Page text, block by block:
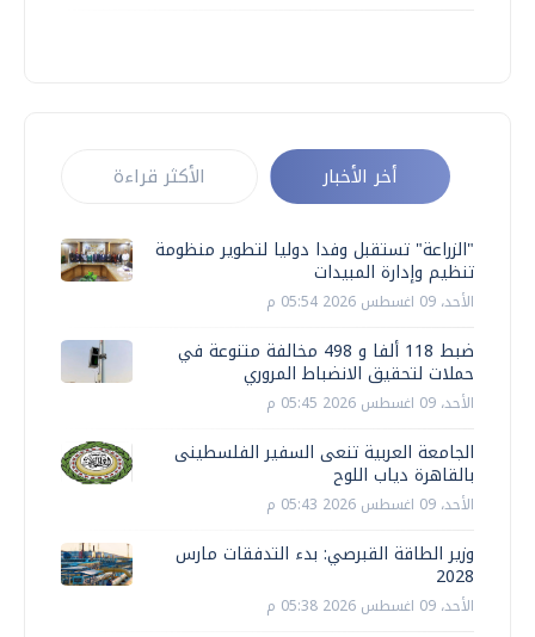
أخر الأخبار الأكثر قراءة
"الزراعة" تستقبل وفدا دوليا لتطوير منظومة
تنظيم وإدارة المبيدات
الأحد، 09 اغسطس 2026 05:54 م
ضبط 118 ألفا و 498 مخالفة متنوعة في
حملات لتحقيق الانضباط المروري
الأحد، 09 اغسطس 2026 05:45 م
الجامعة العربية تنعى السفير الفلسطينى
بالقاهرة دياب اللوح
الأحد، 09 اغسطس 2026 05:43 م
وزير الطاقة القبرصي: بدء التدفقات مارس
2028
الأحد، 09 اغسطس 2026 05:38 م